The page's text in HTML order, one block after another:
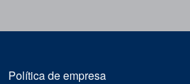
Política de empresa